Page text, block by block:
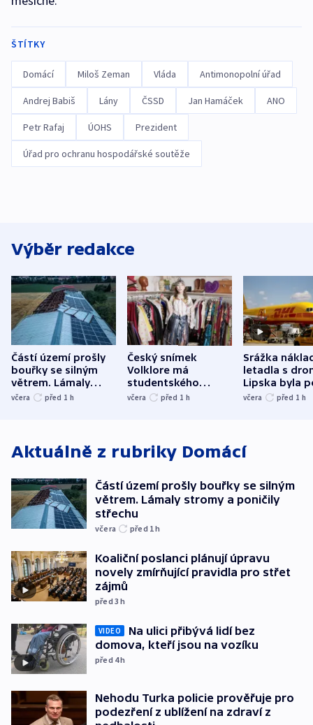
ŠTÍTKY
Domácí Miloš Zeman Vláda Antimonopolní úřad
Andrej Babiš Lány ČSSD Jan Hamáček ANO
Petr Rafaj ÚOHS Prezident
Úřad pro ochranu hospodářské soutěže
Výběr redakce
Částí území prošly
bouřky se silným
větrem. Lámaly
stromy a poničily
včera před 1 h
Český snímek
Volklore má
studentského
Oscara, zabojuje o
včera před 1 h
Srážka
letadla s
Lipska byla
německého
včera před 1 h
Aktuálně z rubriky Domácí
Částí území prošly bouřky se silným
větrem. Lámaly stromy a poničily
střechu
včera před 1h
Koaliční poslanci plánují úpravu
novely zmírňující pravidla pro střet
zájmů
před 3h
VIDEO
Na ulici přibývá lidí bez
domova, kteří jsou na vozíku
před 4h
Nehodu Turka policie prověřuje pro
podezření z ublížení na zdraví z